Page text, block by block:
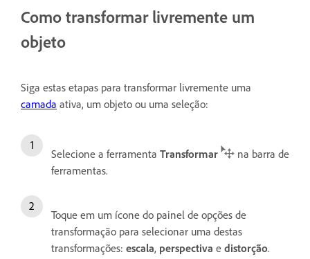
Como transformar livremente um
objeto
Siga estas etapas para transformar livremente uma
camada ativa, um objeto ou uma seleção:
Selecione a ferramenta Transformar
na barra de
ferramentas.
Toque em um ícone do painel de opções de
transformação para selecionar uma destas
transformações: escala, perspectiva e distorção.